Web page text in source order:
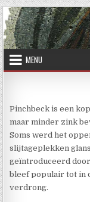
Skip to content
MENU
Pinchbeck is een
maar minder zink
Soms werd het
slijtageplekken
geïntroduceerd
bleef populair tot in
verdrong.